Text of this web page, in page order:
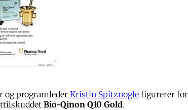
og programleder Kristin Spitznogle figurerer
Bio-Qinon Q10 Gold.